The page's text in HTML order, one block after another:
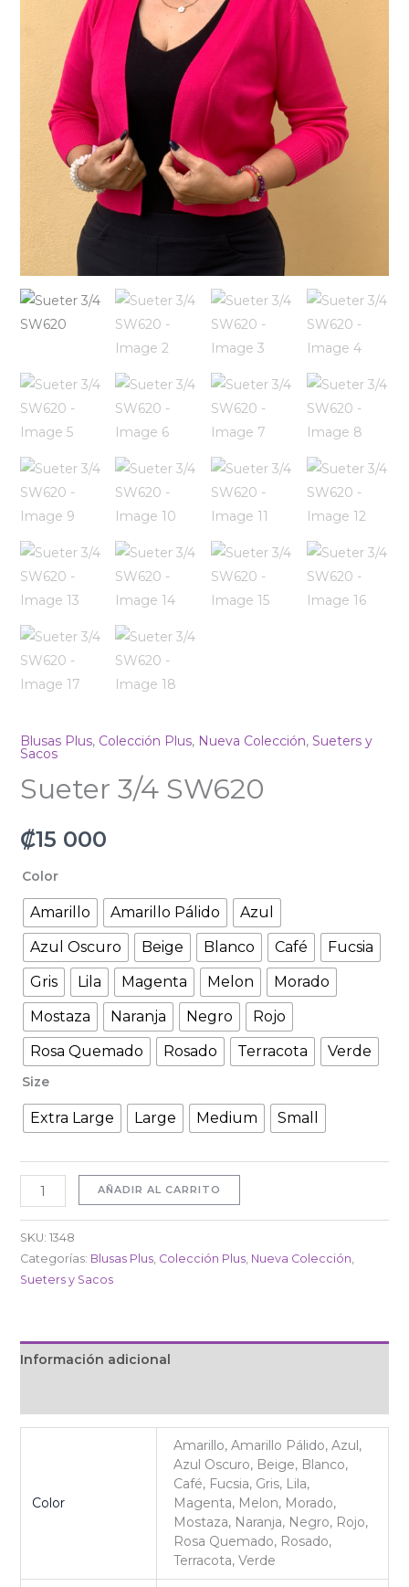
Blusas Plus, Colección Plus, Nueva Colección, Sueters y
Sacos
Sueter 3/4 SW620
₡15 000
Color
Amarillo Amarillo Pálido
Azul
Azul Oscuro
Beige Blanco Café
Fucsia
Gris
Lila Magenta Melon
Morado
Mostaza
Naranja Negro
Rojo
Rosa Quemado
Rosado Terracota Verde
Size
Extra Large Large Medium Small
AÑADIR AL CARRITO
SKU: 1348
Categorías: Blusas Plus, Colección Plus, Nueva Colección
Sueters y Sacos
Información adicional
Color
Amarillo, Amarillo Pálido, Azul,
Azul Oscuro, Beige, Blanco,
Café, Fucsia, Gris, Lila,
Magenta, Melon, Morado,
Mostaza, Naranja, Negro, Rojo,
Rosa Quemado, Rosado,
Terracota, Verde